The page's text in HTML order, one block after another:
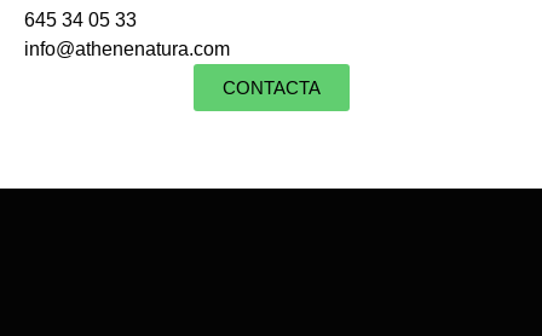
645 34 05 33
info@athenenatura.com
CONTACTA